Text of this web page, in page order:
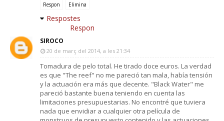
Respon Elimina
Respostes
Respon
SIROCO
20 de març del 2014, a les 21:34
Tomadura de pelo total. He tirado doce euros. La verdad
es que "The reef" no me pareció tan mala, había tensión
y la actuación era más que decente. "Black Water" me
pareció bastante buena teniendo en cuenta las
limitaciones presupuestarias. No encontré que tuviera
nada que envidiar a cualquier otra película de